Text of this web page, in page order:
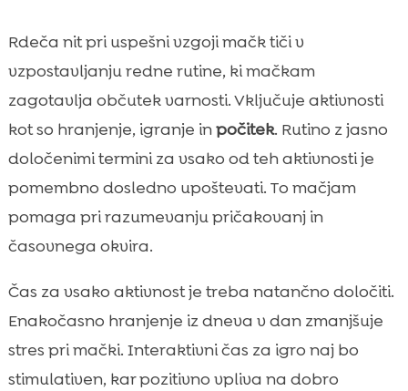
Rdeča nit pri uspešni vzgoji mačk tiči v
vzpostavljanju redne rutine, ki mačkam
zagotavlja občutek varnosti. Vključuje aktivnosti
kot so hranjenje, igranje inpočitek. Rutino z jasno
določenimi termini za vsako od teh aktivnosti je
pomembno dosledno upoštevati. To mačjam
pomaga pri razumevanju pričakovanj in
časovnega okvira.
Čas za vsako aktivnost je treba natančno določiti.
Enakočasno hranjenje iz dneva v dan zmanjšuje
stres pri mački. Interaktivni čas za igro naj bo
stimulativen, kar pozitivno vpliva na dobro